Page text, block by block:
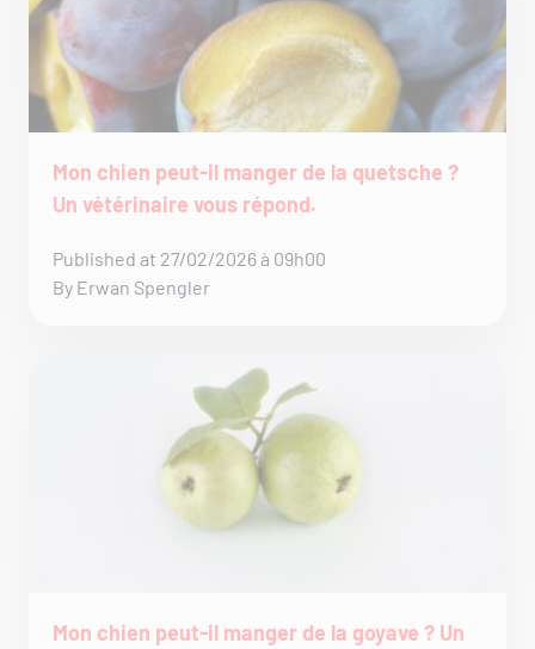
Mon chien peut-il manger de la quetsche ?
Un vétérinaire vous répond.
Published at 27/02/2026 à 09h00
By Erwan Spengler
Mon chien peut-il manger de la goyave ? Un